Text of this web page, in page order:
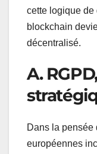
cette logique
blockchain
décentralisé.
A.
Dans la pensée
européennes